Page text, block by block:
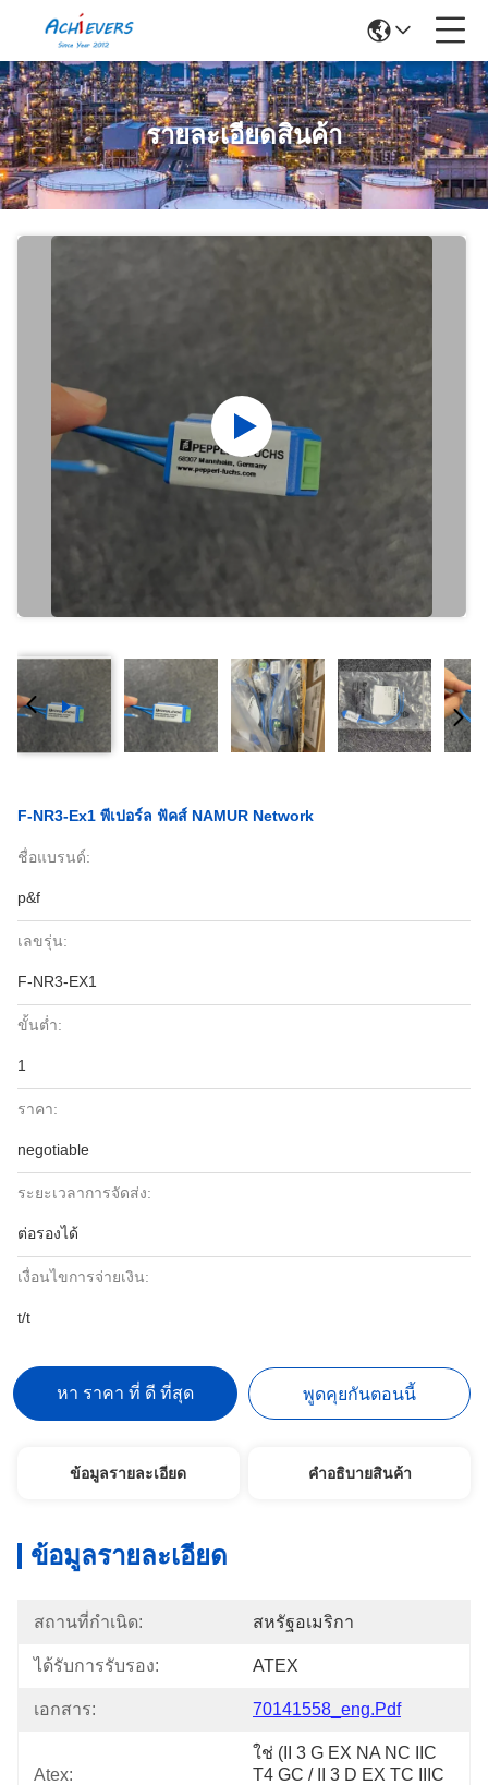
รายละเอียดสินค้า
F-NR3-Ex1 พีเปอร์ล ฟัคส์ NAMUR Network
ชื่อแบรนด์:
p&f
เลขรุ่น:
F-NR3-EX1
ขั้นต่ำ:
1
ราคา:
negotiable
ระยะเวลาการจัดส่ง:
ต่อรองได้
เงื่อนไขการจ่ายเงิน:
t/t
หา ราคา ที่ ดี ที่สุด พูดคุยกันตอนนี้
ข้อมูลรายละเอียด คําอธิบายสินค้า
ข้อมูลรายละเอียด
สถานที่กำเนิด: สหรัฐอเมริกา
ได้รับการรับรอง: ATEX
เอกสาร: 70141558_eng.pdf
Atex:
ใช่ (II 3 G EX NA NC IIC
T4 GC / II 3 D EX TC IIIC